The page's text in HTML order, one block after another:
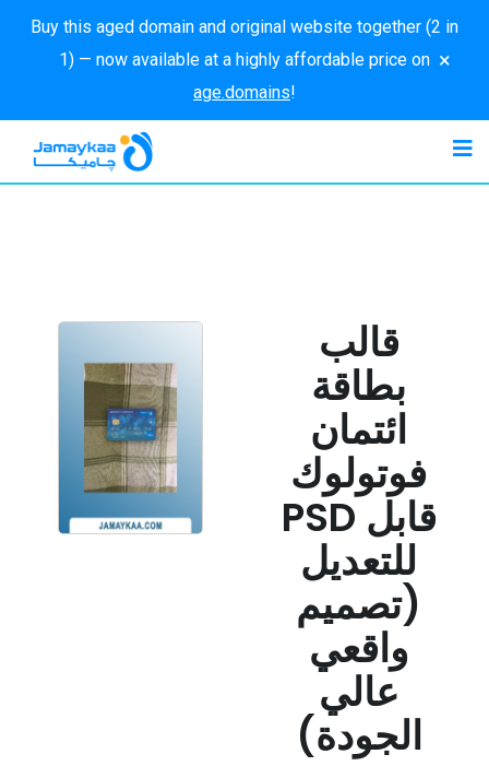
Buy this aged domain and original website together (2 in
1) — now available at a highly affordable price on
age.domains!
×
قالب
بطاقة
ائتمان
فوتولوك
PSD قابل
للتعديل
(تصميم
واقعي
عالي
الجودة)